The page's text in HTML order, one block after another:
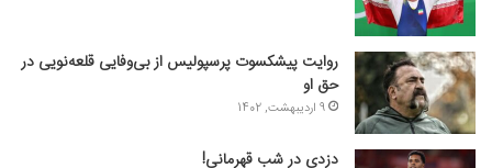
روایت پیشکسوت پرسپولیس از بی‌وفایی قلعه‌نویی در
حق او
9 اردیبهشت, 1402
دزدی در شب قهرمانی!